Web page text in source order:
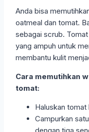
Anda bisa
oatmeal dan tomat.
sebagai scrub.
yang ampuh untuk
membantu kulit
Cara memutihkan
tomat:
Haluskan tomat
Campurkan